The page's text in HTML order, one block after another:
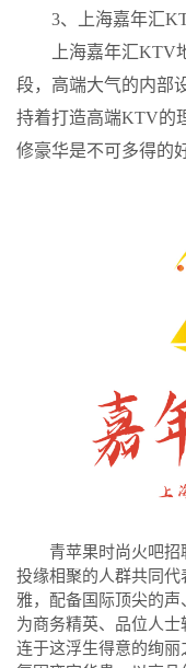
3、上海嘉年汇
上海嘉年汇KTV
段，高端大气的内部
持着打造高端KTV的
修豪华是不可多得的
青苹果时尚火吧
投缘相聚的人群共同
雅，配备国际顶尖的
为商务精英、品位人
连于这浮生得意的绚